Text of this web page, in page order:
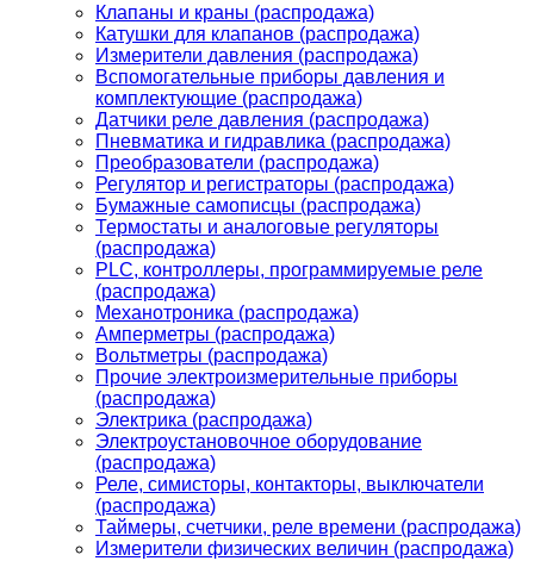
Клапаны и краны (распродажа)
Катушки для клапанов (распродажа)
Измерители давления (распродажа)
Вспомогательные приборы давления и
комплектующие (распродажа)
Датчики реле давления (распродажа)
Пневматика и гидравлика (распродажа)
Преобразователи (распродажа)
Регулятор и регистраторы (распродажа)
Бумажные самописцы (распродажа)
Термостаты и аналоговые регуляторы
(распродажа)
PLС, контроллеры, программируемые реле
(распродажа)
Механотроника (распродажа)
Амперметры (распродажа)
Вольтметры (распродажа)
Прочие электроизмерительные приборы
(распродажа)
Электрика (распродажа)
Электроустановочное оборудование
(распродажа)
Реле, симисторы, контакторы, выключатели
(распродажа)
Таймеры, счетчики, реле времени (распродажа)
Измерители физических величин (распродажа)